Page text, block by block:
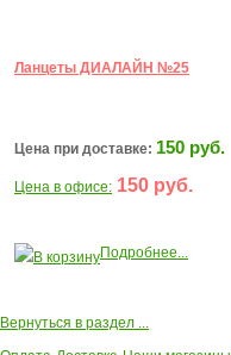
Ланцеты ДИАЛАЙН №25
Цена при доставке: 150 руб.
Цена в офисе: 150 руб.
В корзинуПодробнее...
Вернуться в раздел ...